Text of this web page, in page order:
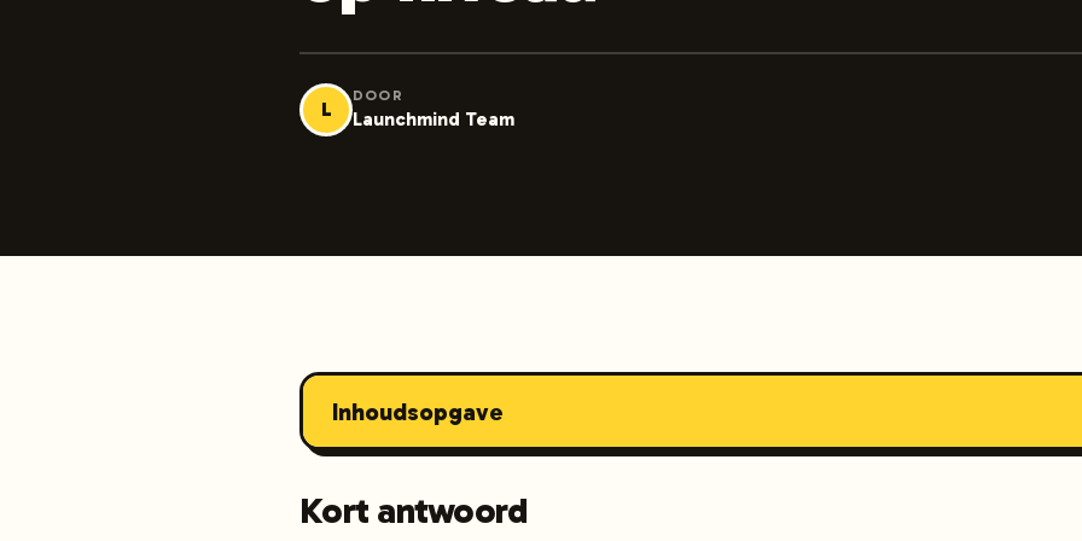
L
DOOR
Launchmind Team
Inhoudsopgave
Kort antwoord